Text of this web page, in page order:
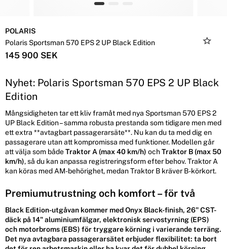
POLARIS
Polaris Sportsman 570 EPS 2 UP Black Edition
145 900 SEK
Nyhet: Polaris Sportsman 570 EPS 2 UP Black
Edition
Mångsidigheten tar ett kliv framåt med nya Sportsman 570 EPS 2
UP Black Edition – samma robusta prestanda som tidigare men med
ett extra **avtagbart passagerarsäte**. Nu kan du ta med dig en
passagerare utan att kompromissa med funktioner. Modellen går
att välja som bådeTraktor A (max 40 km/h) ochTraktor B (max 50
km/h), så du kan anpassa registreringsform efter behov. Traktor A
kan köras med AM-behörighet, medan Traktor B kräver B-körkort.
Premiumutrustning och komfort – för två
Black Edition-utgåvan kommer med Onyx Black-finish, 26" CST-
däck på 14" aluminiumfälgar, elektronisk servostyrning (EPS)
och motorbroms (EBS) för tryggare körning i varierande terräng.
Det nya avtagbara passagerarsätet erbjuder flexibilitet: ta bort